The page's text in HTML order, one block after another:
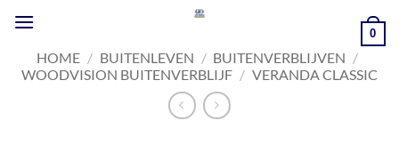
naar
inhoud
0
HOME / BUITENLEVEN / BUITENVERBLIJVEN /
WOODVISION BUITENVERBLIJF / VERANDA CLASSIC